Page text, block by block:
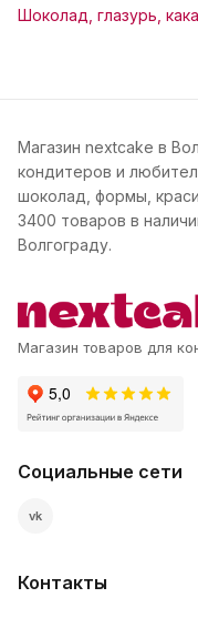
Шоколад, глазурь,
Магазин nextcake в
кондитеров и
шоколад, формы,
3400 товаров в
Волгограду.
Магазин товаров для
Социальные сети
vk
Контакты